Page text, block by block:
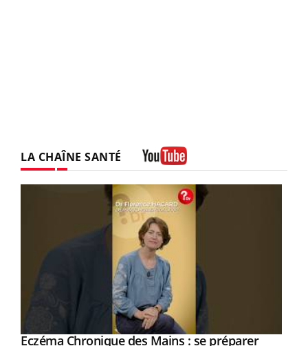
LA CHAÎNE SANTÉ
Youtube
Eczéma Chronique des Mains : se préparer